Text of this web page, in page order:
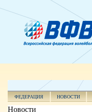
ФЕДЕРАЦИЯ НОВОСТИ
Новости